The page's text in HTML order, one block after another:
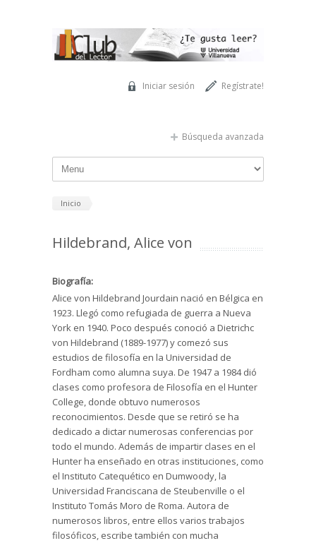
Regístrate!
Iniciar sesión
Búsqueda avanzada
Inicio
Hildebrand, Alice von
Biografía:
Alice von Hildebrand Jourdain nació en Bélgica en
1923. Llegó como refugiada de guerra a Nueva
York en 1940. Poco después conoció a Dietrichc
von Hildebrand (1889-1977) y comezó sus
estudios de filosofía en la Universidad de
Fordham como alumna suya. De 1947 a 1984 dió
clases como profesora de Filosofía en el Hunter
College, donde obtuvo numerosos
reconocimientos. Desde que se retiró se ha
dedicado a dictar numerosas conferencias por
todo el mundo. Además de impartir clases en el
Hunter ha enseñado en otras instituciones, como
el Instituto Catequético en Dumwoody, la
Universidad Franciscana de Steubenville o el
Instituto Tomás Moro de Roma. Autora de
numerosos libros, entre ellos varios trabajos
filosóficos, escribe también con mucha